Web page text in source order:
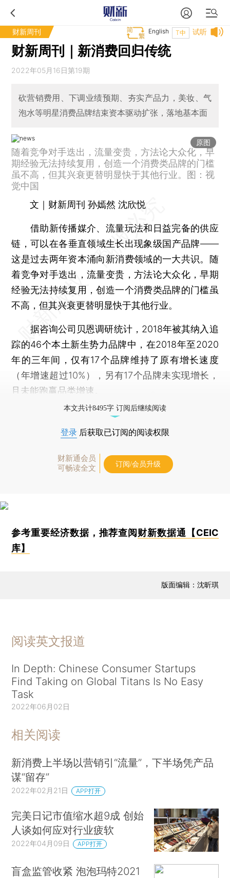
财新周刊 试听
T中
English
财新周刊｜新消费回归传统
2022年05月16日第19期
砍营销费用、下调业绩预期、夯实产品力，美妆、气
泡水等明星消费品牌结束资本驱动扩张，落地基本面
原图
随着竞争对手迭出，流量变贵，方法论大众化，早
期经验无法持续复用，创造一个消费类品牌的门槛
虽不高，但其兴衰更替明显快于其他行业。图：视
觉中国
文｜财新周刊 孙嫣然 沈欣悦
借助新传播媒介、流量玩法和日益完备的供应
链，可以在各垂直领域生长出现象级国产品牌——
这是过去两年资本涌向新消费领域的一大共识。随
着竞争对手迭出，流量变贵，方法论大众化，早期
经验无法持续复用，创造一个消费类品牌的门槛虽
不高，但其兴衰更替明显快于其他行业。
据咨询公司贝恩调研统计，2018年被其纳入追
踪的46个本土新生势力品牌中，在2018年至2020
年的三年间，仅有17个品牌维持了原有增长速度
（年增速超过10%），另有17个品牌未实现增长，
且未能跑赢品类增速。
本文共计8495字 订阅后继续阅读
登录 后获取已订阅的阅读权限
财新通会员
可畅读全文
订阅/会员升级
参考重要经济数据，推荐查阅 财新数据通【CEIC
库】
版面编辑：沈昕琪
阅读英文报道
In Depth: Chinese Consumer Startups
Find Taking on Global Titans Is No Easy
Task
2022年06月02日
相关阅读
新消费上半场以营销引“流量”，下半场凭产品
谋“留存”
2022年02月21日 APP打开
完美日记市值缩水超9成 创始
人谈如何应对行业疲软
2022年04月09日 APP打开
盲盒监管收紧 泡泡玛特2021